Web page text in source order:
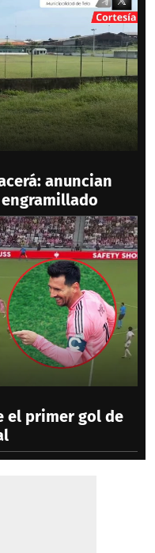
anuncian
el primer gol de